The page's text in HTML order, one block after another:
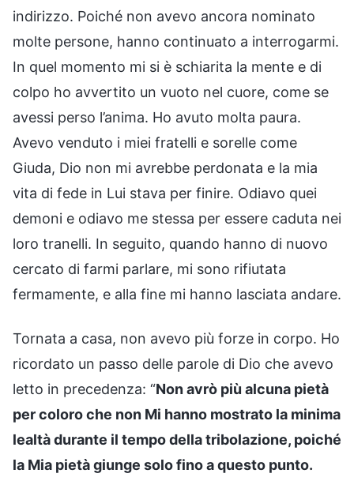
indirizzo. Poiché non avevo ancora nominato
molte persone, hanno continuato a interrogarmi.
In quel momento mi si è schiarita la mente e di
colpo ho avvertito un vuoto nel cuore, come se
avessi perso l’anima. Ho avuto molta paura.
Avevo venduto i miei fratelli e sorelle come
Giuda, Dio non mi avrebbe perdonata e la mia
vita di fede in Lui stava per finire. Odiavo quei
demoni e odiavo me stessa per essere caduta nei
loro tranelli. In seguito, quando hanno di nuovo
cercato di farmi parlare, mi sono rifiutata
fermamente, e alla fine mi hanno lasciata andare.
Tornata a casa, non avevo più forze in corpo. Ho
ricordato un passo delle parole di Dio che avevo
letto in precedenza: “Non avrò più alcuna pietà
per coloro che non Mi hanno mostrato la minima
lealtà durante il tempo della tribolazione, poiché
la Mia pietà giunge solo fino a questo punto.